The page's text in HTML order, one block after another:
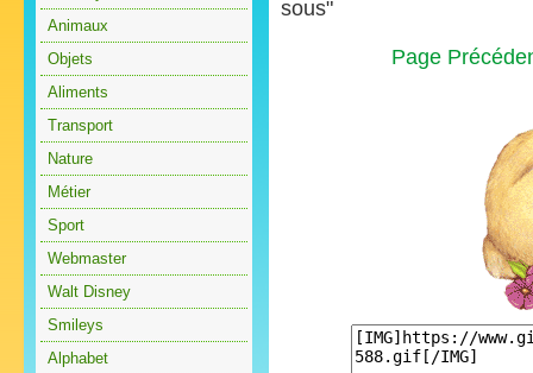
Animaux
Objets
Aliments
Transport
Nature
Métier
Sport
Webmaster
Walt Disney
Smileys
Alphabet
sous"
Page